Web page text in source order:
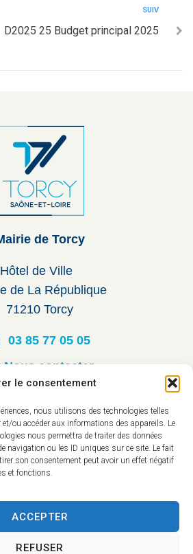
le consentement
nous utilisons des technologies telles
ou accéder aux informations des appareils. Le
nous permettra de traiter des données
navigation ou les ID uniques sur ce site. Le fait
son consentement peut avoir un effet négatif
et fonctions.
ACCEPTER
REFUSER
SUIV
D2025 25 Budget principal 2025
de Torcy
Hôtel de Ville
de La République
71210 Torcy
03 85 77 05 05
Nous contacter
au vendredi :
8h30 à 12h00